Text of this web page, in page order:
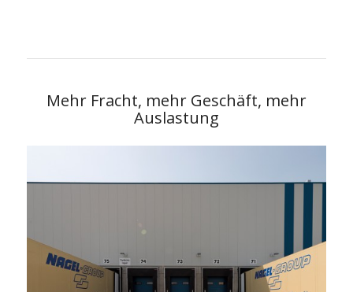
Mehr Fracht, mehr Geschäft, mehr
Auslastung